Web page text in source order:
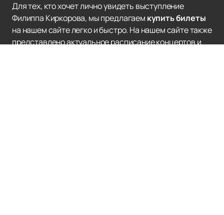
Для тех, кто хочет лично увидеть выступление
Филиппа Киркорова, мы предлагаем купить билеты
на нашем сайте легко и быстро. На нашем сайте также
представлено актуальное расписание концертов и